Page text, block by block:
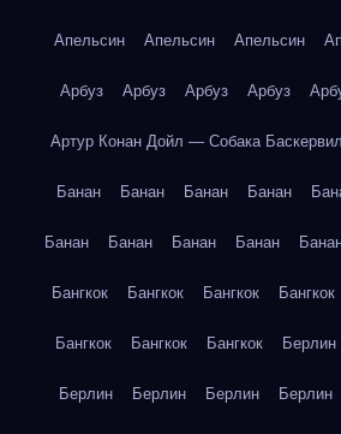
Апельсин Апельсин Апельсин
Арбуз Арбуз Арбуз Арбуз
Артур Конан Дойл — Собака
Банан Банан Банан Банан
Банан Банан Банан Банан
Бангкок Бангкок Бангкок Бангкок
Бангкок Бангкок Бангкок Берлин
Берлин Берлин Берлин Берлин